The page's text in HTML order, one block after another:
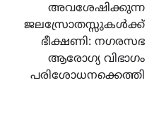
അവശേഷിക്കുന്ന
ജലസ്രോതസ്സുകൾക്ക്
ഭീക്ഷണി: നഗരസഭ
ആരോഗ്യ വിഭാഗം
പരിശോധനക്കെത്തി